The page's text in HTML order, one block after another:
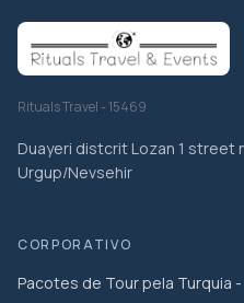
Rituals Travel - 15469
Duayeri distcrit Lozan 1 street
Urgup/Nevsehir
CORPORATIVO
Pacotes de Tour pela Turquia